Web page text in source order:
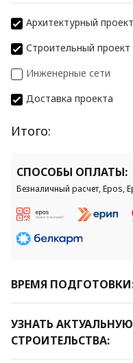
Архитектурный проект
Строительный проект
Инженерные сети
Доставка проекта
Итого:
СПОСОБЫ ОПЛАТЫ:
Безналичный расчет, Epos,
ВРЕМЯ
УЗНАТЬ
СТРОИТЕЛЬСТВА: